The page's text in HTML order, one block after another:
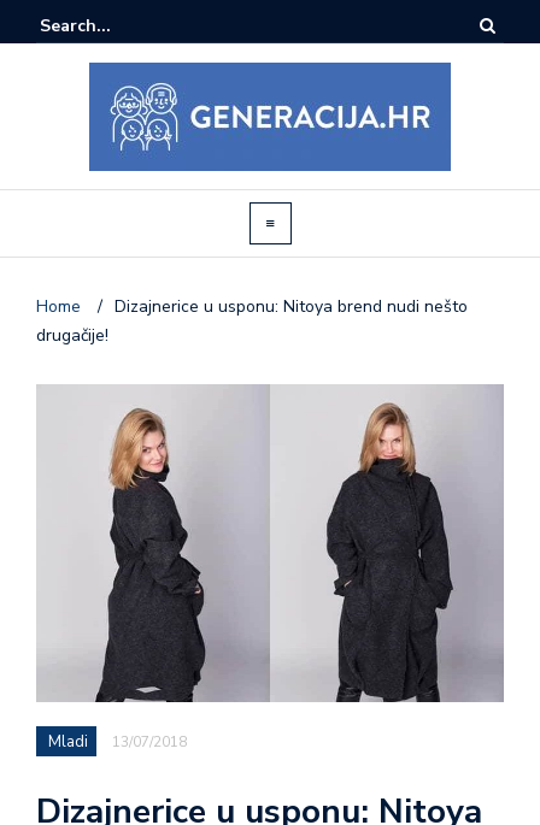
Home / Dizajnerice u usponu: Nitoya brend nudi nešto
drugačije!
Mladi 13/07/2018
Dizajnerice u usponu: Nitoya